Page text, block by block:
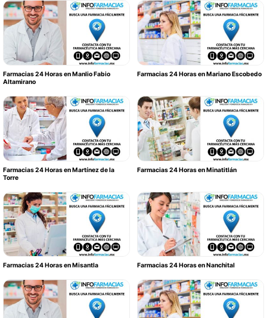
Farmacias 24 Horas en Manlio Fabio
Altamirano
Farmacias 24 Horas en Mariano Escobedo
Farmacias 24 Horas en Martínez de la
Torre
Farmacias 24 Horas en Minatitlán
Farmacias 24 Horas en Misantla Farmacias 24 Horas en Nanchital